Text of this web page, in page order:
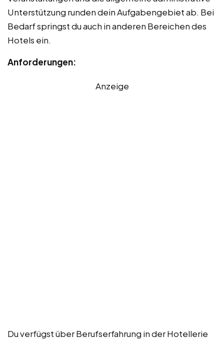
Unterstützung runden dein Aufgabengebiet ab. Bei
Bedarf springst du auch in anderen Bereichen des
Hotels ein.
Anforderungen:
Anzeige
Du verfügst über Berufserfahrung in der Hotellerie